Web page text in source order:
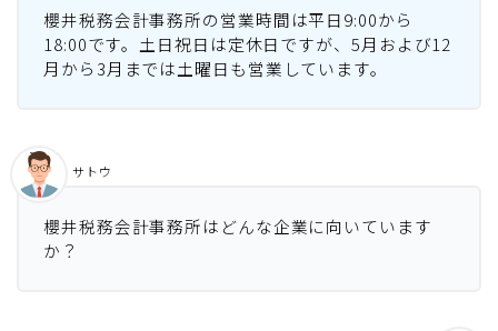
櫻井税務会計事務所の営業時間は平日9:00から
18:00です。土日祝日は定休日ですが、5月および12
月から3月までは土曜日も営業しています。
櫻井税務会計事務所はどんな企業に向いています
か？
サトウ